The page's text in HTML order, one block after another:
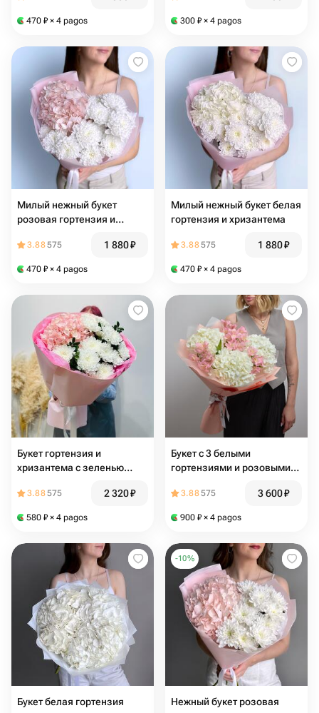
470 ₽ × 4 pagos 300 ₽ × 4 pagos
Милый нежный букет
розовая гортензия и
3.88575 1 880₽
470 ₽ × 4 pagos
Милый нежный букет белая
гортензия и хризантема
3.88575 1 880₽
470 ₽ × 4 pagos
Букет гортензия и
хризантема с зеленью
3.88575 2 320₽
580 ₽ × 4 pagos
Букет с 3 белыми
гортензиями и розовыми
3.88575 3 600₽
900 ₽ × 4 pagos
Букет белая гортензия
-10%
Нежный букет розовая